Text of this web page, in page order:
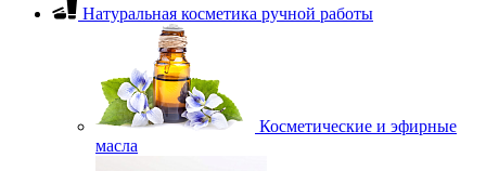
Натуральная косметика ручной работы
Косметические и эфирные
масла